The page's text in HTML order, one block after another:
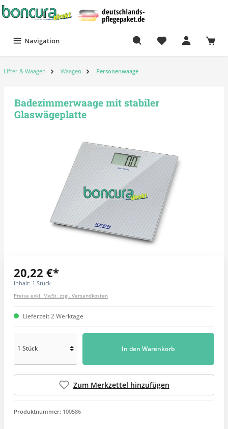
Navigation
Lifter & Waagen Waagen Personenwaage
Badezimmerwaage mit stabiler
Glaswägeplatte
20,22 €*
Inhalt: 1 Stück
Preise exkl. MwSt. zzgl. Versandkosten
Lieferzeit 2 Werktage
In den Warenkorb
Zum Merkzettel hinzufügen
Produktnummer: 100586